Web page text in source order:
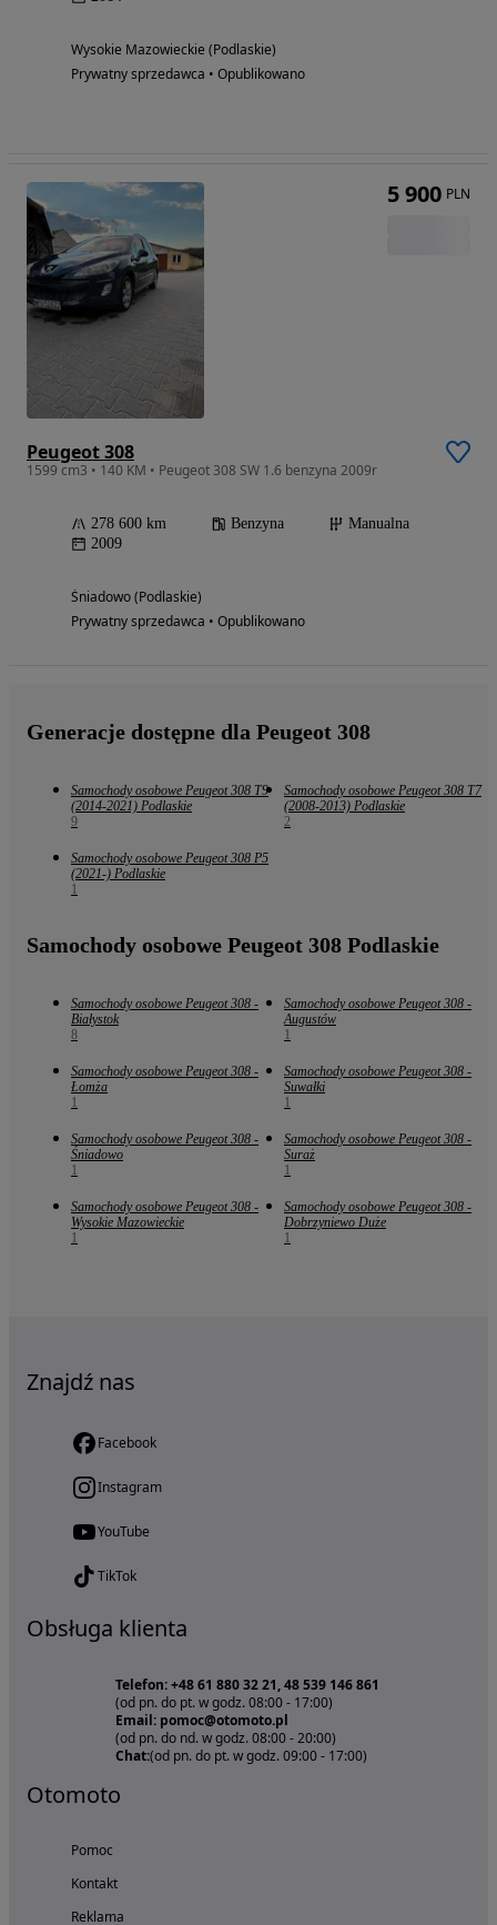
Wysokie Mazowieckie (Podlaskie)
Prywatny sprzedawca • Opublikowano
Peugeot 308
1599 cm3 • 140 KM • Peugeot 308 SW 1.6 benzyna 2009r
278 600 km Benzyna
Manualna
2009
Śniadowo (Podlaskie)
Prywatny sprzedawca • Opublikowano
5 900 PLN
Generacje dostępne dla Peugeot 308
Samochody osobowe Peugeot 308 T9
(2014-2021) Podlaskie
9
Samochody osobowe Peugeot 308 T7
(2008-2013) Podlaskie
2
Samochody osobowe Peugeot 308 P5
(2021-) Podlaskie
1
Samochody osobowe Peugeot 308 Podlaskie
Samochody osobowe Peugeot 308 -
Białystok
8
Samochody osobowe Peugeot 308 -
Augustów
1
Samochody osobowe Peugeot 308 -
Łomża
1
Samochody osobowe Peugeot 308 -
Suwałki
1
Samochody osobowe Peugeot 308 -
Śniadowo
1
Samochody osobowe Peugeot 308 -
Suraż
1
Samochody osobowe Peugeot 308 -
Wysokie Mazowieckie
1
Samochody osobowe Peugeot 308 -
Dobrzyniewo Duże
1
Znajdź nas
Facebook
Instagram
YouTube
TikTok
Obsługa klienta
Telefon: +48 61 880 32 21, 48 539 146 861
(od pn. do pt. w godz. 08:00 - 17:00)
Email: pomoc@otomoto.pl
(od pn. do nd. w godz. 08:00 - 20:00)
Chat:(od pn. do pt. w godz. 09:00 - 17:00)
Otomoto
Pomoc
Kontakt
Reklama